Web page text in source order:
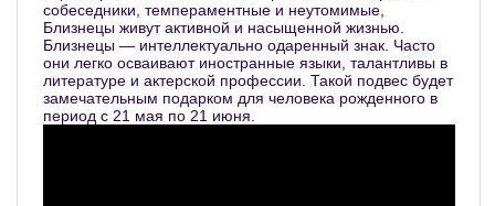
собеседники, темпераментные и неутомимые,
Близнецы живут активной и насыщенной жизнью.
Близнецы — интеллектуально одаренный знак. Часто
они легко осваивают иностранные языки, талантливы в
литературе и актерской профессии. Такой подвес будет
замечательным подарком для человека рожденного в
период с 21 мая по 21 июня.